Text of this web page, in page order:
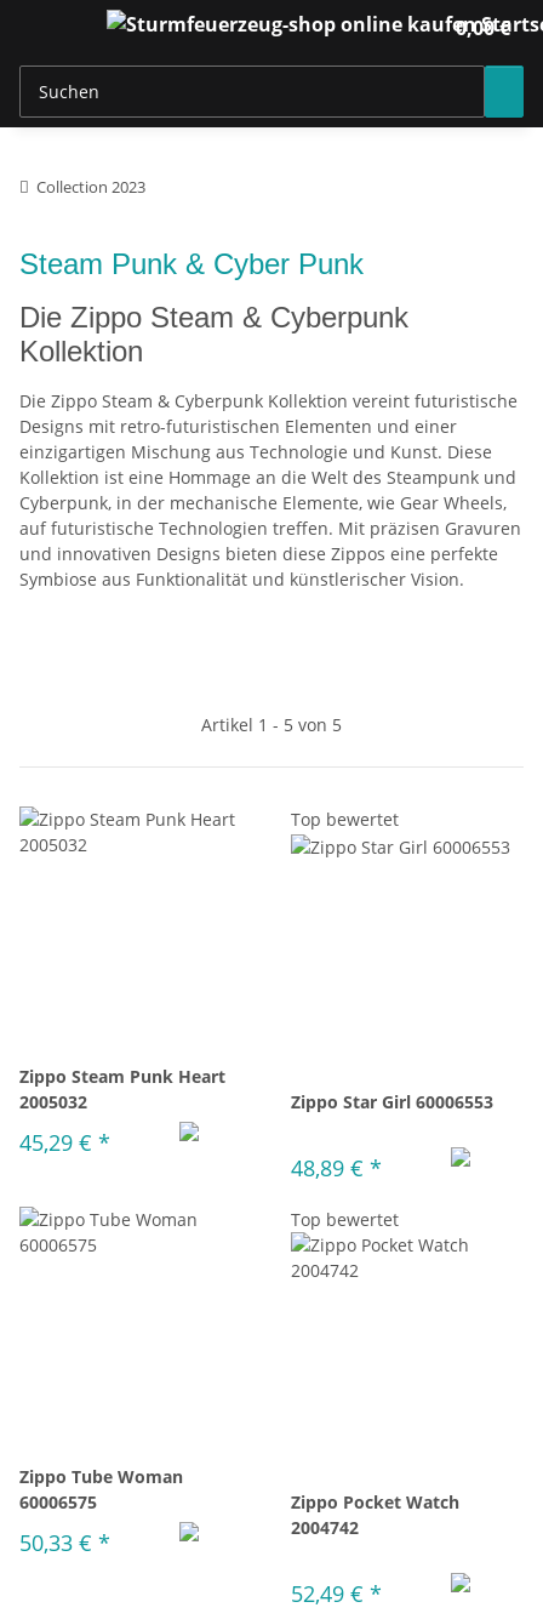
0,00 €
Collection 2023
Steam Punk & Cyber Punk
Die Zippo Steam & Cyberpunk
Kollektion
Die Zippo Steam & Cyberpunk Kollektion vereint futuristische
Designs mit retro-futuristischen Elementen und einer
einzigartigen Mischung aus Technologie und Kunst. Diese
Kollektion ist eine Hommage an die Welt des Steampunk und
Cyberpunk, in der mechanische Elemente, wie Gear Wheels,
auf futuristische Technologien treffen. Mit präzisen Gravuren
und innovativen Designs bieten diese Zippos eine perfekte
Symbiose aus Funktionalität und künstlerischer Vision.
Artikel 1 - 5 von 5
Zippo Steam Punk Heart
2005032
45,29 € *
Top bewertet
Zippo Star Girl 60006553
48,89 € *
Zippo Tube Woman
60006575
50,33 € *
Top bewertet
Zippo Pocket Watch
2004742
52,49 € *